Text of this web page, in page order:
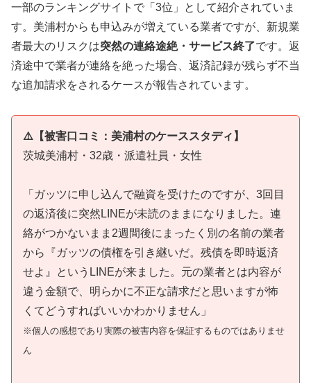
一部のランキングサイトで「3位」として紹介されていま
す。美浦村からも申込みが増えている業者ですが、新規業
者最大のリスクは突然の連絡途絶・サービス終了です。返
済途中で業者が連絡を絶った場合、返済記録が残らず不当
な追加請求をされるケースが報告されています。
⚠️【被害口コミ：美浦村のケーススタディ】
茨城美浦村・32歳・派遣社員・女性
「ガッツに申し込んで融資を受けたのですが、3回目
の返済後に突然LINEが未読のままになりました。連
絡がつかないまま2週間後にまったく別の名前の業者
から『ガッツの債権を引き継いだ。残債を即時返済
せよ』というLINEが来ました。元の業者とは内容が
違う金額で、明らかに不正な請求だと思いますが怖
くてどうすればいいかわかりません」
※個人の感想であり実際の被害内容を保証するものではありませ
ん